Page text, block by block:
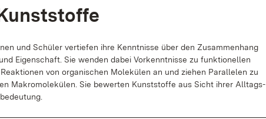
und Schü­ler ver­tie­fen ih­re Kennt­nis­se über den Zu­sam­men­hang
Ei­gen­schaft. Sie wen­den da­bei Vor­kennt­nis­se zu funk­tio­nel­len
von or­ga­ni­schen Mo­le­kü­len an und zie­hen Par­al­le­len zu
Ma­kro­mo­le­kü­len. Sie be­wer­ten Kunst­stof­fe aus Sicht ih­rer All­tags-